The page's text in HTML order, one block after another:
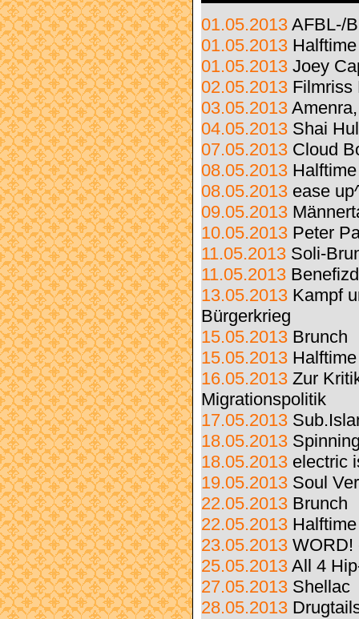
01.05.2013 AFBL-/
01.05.2013 Halftime
01.05.2013 Joey
02.05.2013 Filmriss
03.05.2013
04.05.2013 Shai
07.05.2013 Cloud
08.05.2013 Halftime
08.05.2013 ease
09.05.2013
10.05.2013 Peter
11.05.2013 Soli-
11.05.2013
13.05.2013 Kampf
Bürgerkrieg
15.05.2013 Brunch
15.05.2013 Halftime
16.05.2013 Zur
Migrationspolitik
17.05.2013
18.05.2013
18.05.2013 electric
19.05.2013 Soul
22.05.2013 Brunch
22.05.2013 Halftime
23.05.2013 WORD!
25.05.2013 All 4
27.05.2013 Shellac
28.05.2013